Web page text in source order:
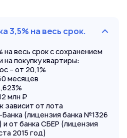
3,5% на весь срок.
на весь срок с сохранением
на покупку квартиры:
– от 20,1%
месяцев
млн ₽
зависит от лота
(лицензия банка №1326
и от банка СБЕР (лицензия
2015 год)